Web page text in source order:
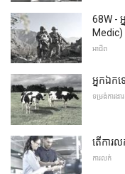
68W -
Medic)
អាជីព
អ្នកឯកទ
ទម្រង់ការងារ
តើការ
ការលក់